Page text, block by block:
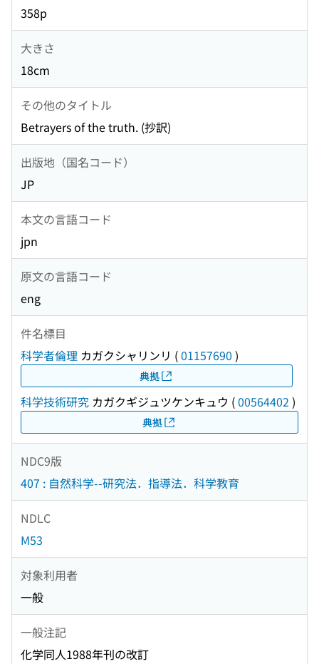
358p
大きさ
18cm
その他のタイトル
Betrayers of the truth. (抄訳)
出版地（国名コード）
JP
本文の言語コード
jpn
原文の言語コード
eng
件名標目
科学者倫理 カガクシャリンリ (01157690 )
典拠
科学技術研究 カガクギジュツケンキュウ (00564402 )
典拠
NDC9版
407 : 自然科学--研究法．指導法．科学教育
NDLC
M53
対象利用者
一般
一般注記
化学同人1988年刊の改訂